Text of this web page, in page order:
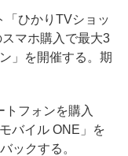
ひかりTVショッ
マホ購入で最大3
」を開催する。期
フォンを購入
バイル ONE」を
ックする。